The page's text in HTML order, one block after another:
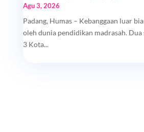
Agu 3, 2026
Padang, Humas – Kebanggaan luar
oleh dunia pendidikan madrasah.
3 Kota...